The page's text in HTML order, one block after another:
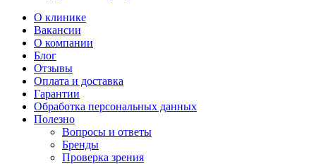
О клинике
Вакансии
О компании
Блог
Отзывы
Оплата и доставка
Гарантии
Обработка персональных данных
Полезно
Вопросы и ответы
Бренды
Проверка зрения